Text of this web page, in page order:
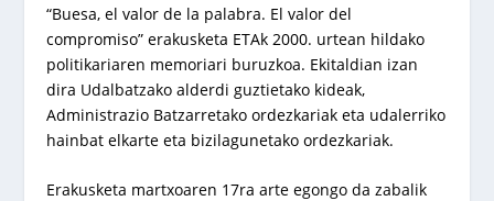
“Buesa, el valor de la palabra. El valor del
compromiso” erakusketa ETAk 2000. urtean hildako
politikariaren memoriari buruzkoa. Ekitaldian izan
dira Udalbatzako alderdi guztietako kideak,
Administrazio Batzarretako ordezkariak eta udalerriko
hainbat elkarte eta bizilagunetako ordezkariak.
Erakusketa martxoaren 17ra arte egongo da zabalik